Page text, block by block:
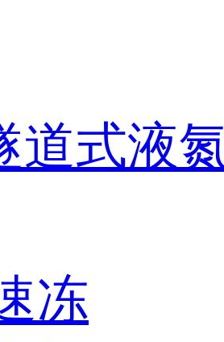
道式液